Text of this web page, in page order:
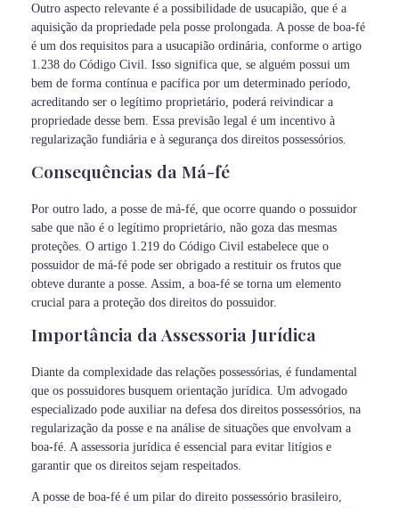
Outro aspecto relevante é a possibilidade de usucapião, que é a
aquisição da propriedade pela posse prolongada. A posse de boa-fé
é um dos requisitos para a usucapião ordinária, conforme o artigo
1.238 do Código Civil. Isso significa que, se alguém possui um
bem de forma contínua e pacífica por um determinado período,
acreditando ser o legítimo proprietário, poderá reivindicar a
propriedade desse bem. Essa previsão legal é um incentivo à
regularização fundiária e à segurança dos direitos possessórios.
Consequências da Má-fé
Por outro lado, a posse de má-fé, que ocorre quando o possuidor
sabe que não é o legítimo proprietário, não goza das mesmas
proteções. O artigo 1.219 do Código Civil estabelece que o
possuidor de má-fé pode ser obrigado a restituir os frutos que
obteve durante a posse. Assim, a boa-fé se torna um elemento
crucial para a proteção dos direitos do possuidor.
Importância da Assessoria Jurídica
Diante da complexidade das relações possessórias, é fundamental
que os possuidores busquem orientação jurídica. Um advogado
especializado pode auxiliar na defesa dos direitos possessórios, na
regularização da posse e na análise de situações que envolvam a
boa-fé. A assessoria jurídica é essencial para evitar litígios e
garantir que os direitos sejam respeitados.
A posse de boa-fé é um pilar do direito possessório brasileiro,